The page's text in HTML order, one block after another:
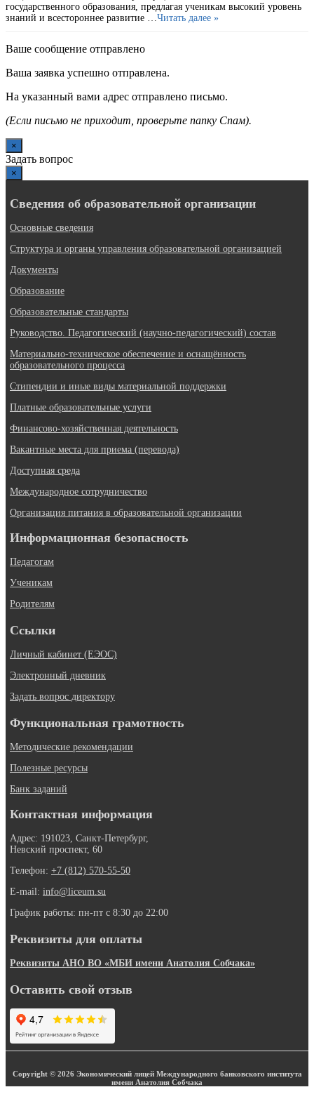
государственного образования, предлагая ученикам высокий уровень
знаний и всестороннее развитие … Читать далее »
Ваше сообщение отправлено
Ваша заявка успешно отправлена.
На указанный вами адрес отправлено письмо.
(Если письмо не приходит, проверьте папку Спам).
×
Задать вопрос
×
Сведения об образовательной организации
Основные сведения
Структура и органы управления образовательной организацией
Документы
Образование
Образовательные стандарты
Руководство. Педагогический (научно-педагогический) состав
Материально-техническое обеспечение и оснащённость
образовательного процесса
Стипендии и иные виды материальной поддержки
Платные образовательные услуги
Финансово-хозяйственная деятельность
Вакантные места для приема (перевода)
Доступная среда
Международное сотрудничество
Организация питания в образовательной организации
Информационная безопасность
Педагогам
Ученикам
Родителям
Ссылки
Личный кабинет (ЕЭОС)
Электронный дневник
Задать вопрос директору
Функциональная грамотность
Методические рекомендации
Полезные ресурсы
Банк заданий
Контактная информация
Адрес: 191023, Санкт-Петербург,
Невский проспект, 60
Телефон: +7 (812) 570-55-50
E-mail: info@liceum.su
График работы: пн-пт с 8:30 до 22:00
Реквизиты для оплаты
Реквизиты АНО ВО «МБИ имени Анатолия Собчака»
Оставить свой отзыв
Copyright © 2026 Экономический лицей Международного банковского института
имени Анатолия Собчака